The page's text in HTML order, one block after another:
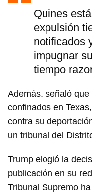
Quines
expulsión
notificados
impugnar
tiempo
Además, señaló
confinados en
contra su
un tribunal del
Trump elogió la
publicación en su
Tribunal Supremo